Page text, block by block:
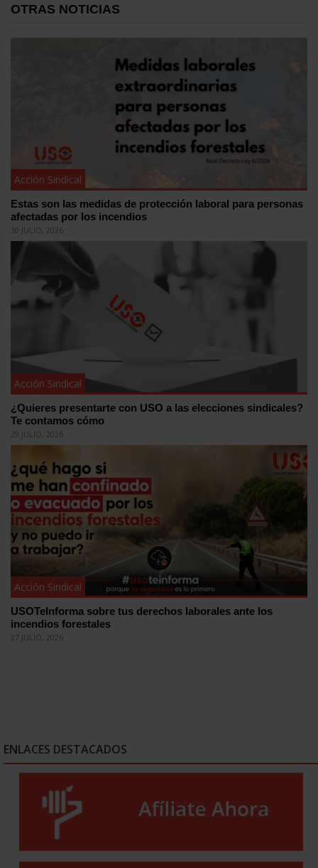
OTRAS NOTICIAS
Acción Sindical
Estas son las medidas de protección laboral para personas
afectadas por los incendios
30 JULIO, 2026
Acción Sindical
¿Quieres presentarte con USO a las elecciones sindicales?
Te contamos cómo
29 JULIO, 2026
Acción Sindical
USOTeInforma sobre tus derechos laborales ante los
incendios forestales
27 JULIO, 2026
ENLACES DESTACADOS